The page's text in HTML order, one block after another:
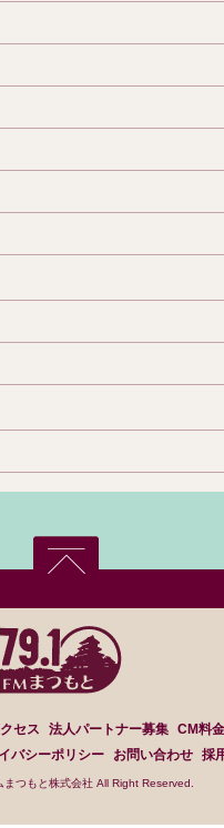
セス 法人パートナー募集 CM料
バシーポリシー お問い合わせ 採
つもと株式会社 All Right Reserved.